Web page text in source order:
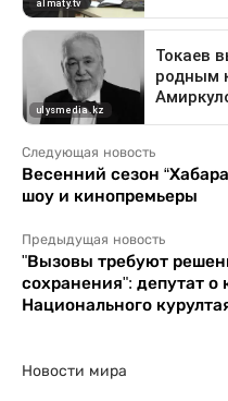
Следующая новость
Весенний сезон
шоу и кинопремьеры
Предыдущая новость
"Вызовы требуют
сохранения": депутат
Национального
Новости мира